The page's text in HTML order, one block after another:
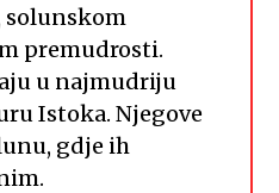
solunskom
premudrosti.
u najmudriju
Istoka. Njegove
gdje ih